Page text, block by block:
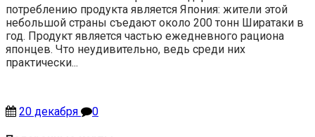
потреблению продукта является Япония: жители этой
небольшой страны съедают около 200 тонн Ширатаки в
год. Продукт является частью ежедневного рациона
японцев. Что неудивительно, ведь среди них
практически...
20 декабря 0